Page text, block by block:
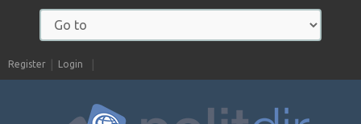
Register Login